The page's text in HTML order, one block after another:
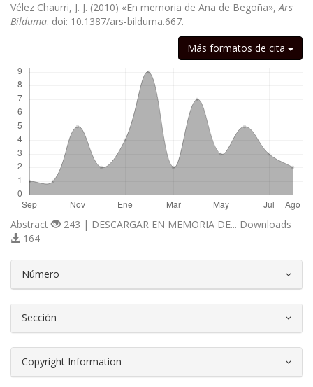
Vélez Chaurri, J. J. (2010) «En memoria de Ana de Begoña»,Ars
Bilduma. doi: 10.1387/ars-bilduma.667.
Más formatos de cita
Abstract
243 | DESCARGAR EN MEMORIA DE... Downloads
164
Número
Sección
Copyright Information